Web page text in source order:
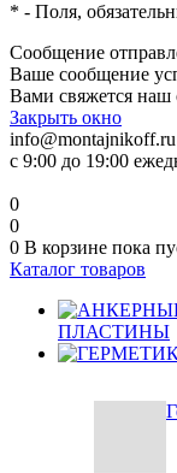
* - Поля,
Сообщение
Ваше сообщение
Вами свяжется наш
Закрыть окно
info@montajnikoff.ru
с 9:00 до 19:00
0
0
0 В корзине пока
Каталог товаров
ПЛАСТИНЫ